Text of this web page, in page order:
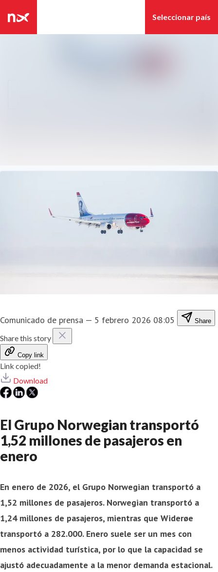
Comunicado de prensa — 5 febrero 2026 08:05 Share
Share this story
Copy link
Link copied!
Download
El Grupo Norwegian transportó
1,52 millones de pasajeros en
enero
En enero de 2026, el Grupo Norwegian transportó a
1,52 millones de pasajeros. Norwegian transportó a
1,24 millones de pasajeros, mientras que Widerøe
transportó a 282.000. Enero suele ser un mes con
menos actividad turística, por lo que la capacidad se
ajustó adecuadamente a la menor demanda estacional.